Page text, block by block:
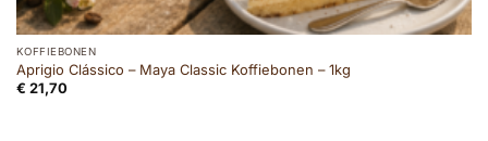
KOFFIEBONEN
Aprigio Clássico – Maya Classic Koffiebonen – 1kg
€ 21,70